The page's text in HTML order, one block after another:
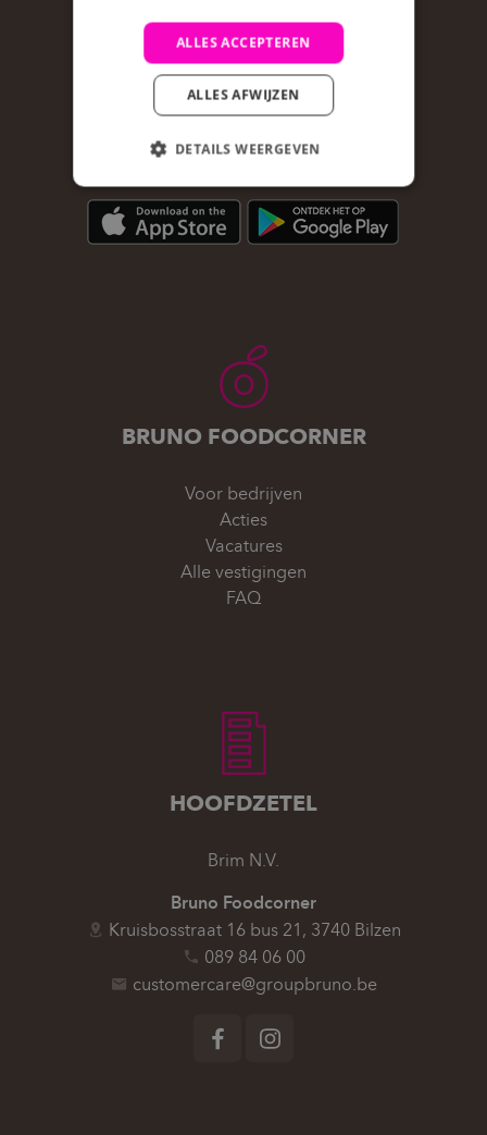
ALTIJD BIJ DE HAND
BRUNO FOODCORNER
Voor bedrijven
Acties
Vacatures
Alle vestigingen
FAQ
HOOFDZETEL
Brim N.V.
Bruno Foodcorner
Kruisbosstraat 16 bus 21, 3740 Bilzen
089 84 06 00
customercare@groupbruno.be
Volg ons op
Facebook
ALLES ACCEPTEREN
ALLES AFWIJZEN
DETAILS WEERGEVEN